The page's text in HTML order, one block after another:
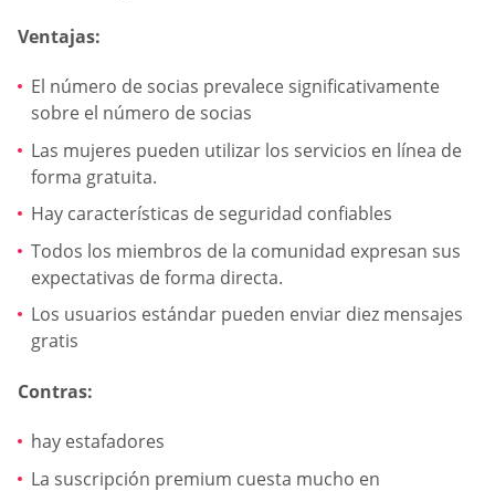
Ventajas:
El número de socias prevalece significativamente
sobre el número de socias
Las mujeres pueden utilizar los servicios en línea de
forma gratuita.
Hay características de seguridad confiables
Todos los miembros de la comunidad expresan sus
expectativas de forma directa.
Los usuarios estándar pueden enviar diez mensajes
gratis
Contras:
hay estafadores
La suscripción premium cuesta mucho en